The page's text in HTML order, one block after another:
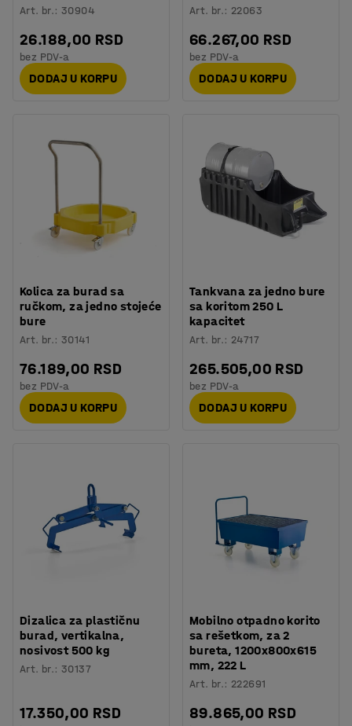
Art. br.:30904
26.188,00 RSD
bez PDV-a
DODAJ U KORPU
Art. br.: 22063
66.267,00 RSD
bez PDV-a
DODAJ U KORPU
Kolica za burad sa
ručkom, za jedno stojeće
bure
Art. br.:30141
76.189,00 RSD
bez PDV-a
DODAJ U KORPU
Tankvana za jedno bure
sa koritom 250 L
kapacitet
Art. br.: 24717
265.505,00 RSD
bez PDV-a
DODAJ U KORPU
Dizalica za plastičnu
burad, vertikalna,
nosivost 500 kg
Art. br.:30137
17.350,00 RSD
Mobilno otpadno korito
sa rešetkom, za 2
bureta, 1200x800x615
mm, 222 L
Art. br.: 222691
89.865,00 RSD